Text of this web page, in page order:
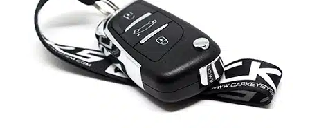
900 802 604
LLAMA GRATIS